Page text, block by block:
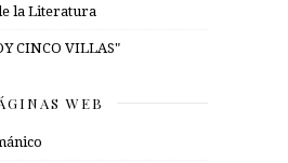
la Literatura
CINCO VILLAS"
WEB